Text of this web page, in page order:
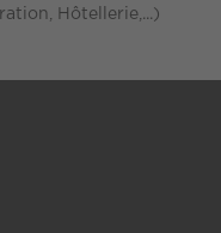
Hôtellerie,...)